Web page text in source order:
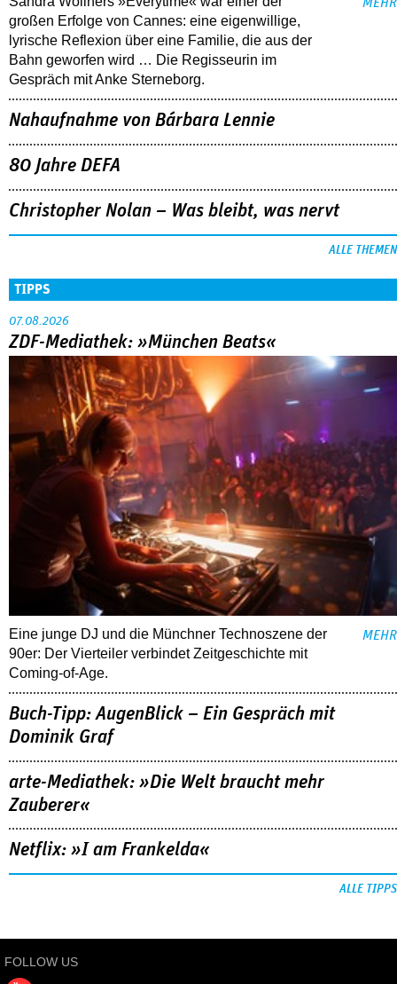
großen Erfolge von Cannes: eine eigenwillige,
lyrische Reflexion über eine ­Familie, die aus der
Bahn geworfen wird … Die Regisseurin im
Gespräch mit Anke Sterneborg.
MEHR
Nahaufnahme von Bárbara Lennie
80 Jahre DEFA
Christopher Nolan – Was bleibt, was nervt
ALLE THEMEN
TIPPS
07.08.2026
ZDF-Mediathek: »München Beats«
Eine junge DJ und die Münchner Technoszene der
90er: Der Vierteiler verbindet Zeitgeschichte mit
Coming-of-Age.
MEHR
Buch-Tipp: AugenBlick – Ein Gespräch mit
Dominik Graf
arte-Mediathek: »Die Welt braucht mehr
Zauberer«
Netflix: »I am Frankelda«
ALLE TIPPS
FOLLOW US